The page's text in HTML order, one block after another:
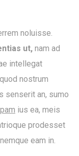
noluisse.
ut, nam ad
intellegat
nostrum
senserit an, sumo
ius ea, meis
prodesset
eam in.